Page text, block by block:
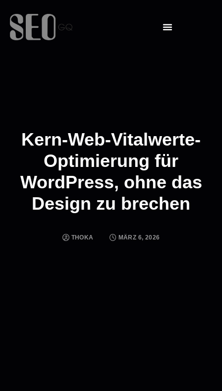
Kern-Web-Vitalwerte-
Optimierung für
WordPress, ohne das
Design zu brechen
THOKA MÄRZ 6, 2026